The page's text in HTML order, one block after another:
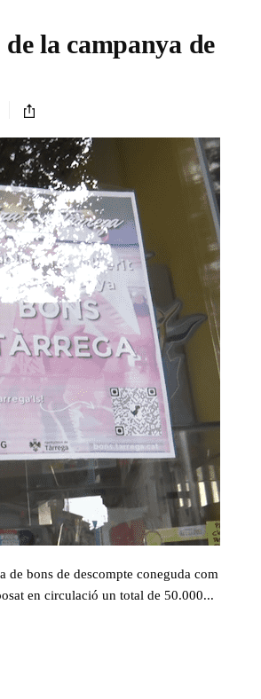
la campanya de
de bons de descompte coneguda com
en circulació un total de 50.000...